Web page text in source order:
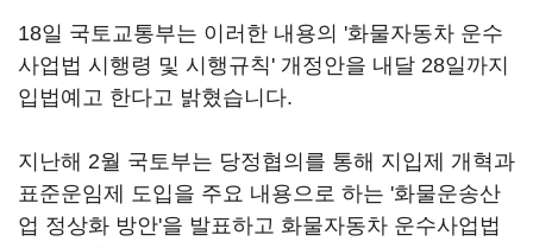
18일 국토교통부는 이러한 내용의 '화물자동차 운수
사업법 시행령 및 시행규칙' 개정안을 내달 28일까지
입법예고 한다고 밝혔습니다.
지난해 2월 국토부는 당정협의를 통해 지입제 개혁과
표준운임제 도입을 주요 내용으로 하는 '화물운송산
업 정상화 방안'을 발표하고 화물자동차 운수사업법